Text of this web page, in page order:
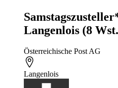
Langenlois (8
Österreichische Post AG
Langenlois